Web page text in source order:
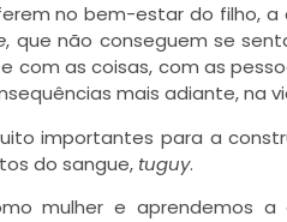
no bem-estar do filho,
, que não conseguem se
as coisas, com as
mais adiante, na
importantes para a
do sangue, tuguy.
mulher e aprendemos